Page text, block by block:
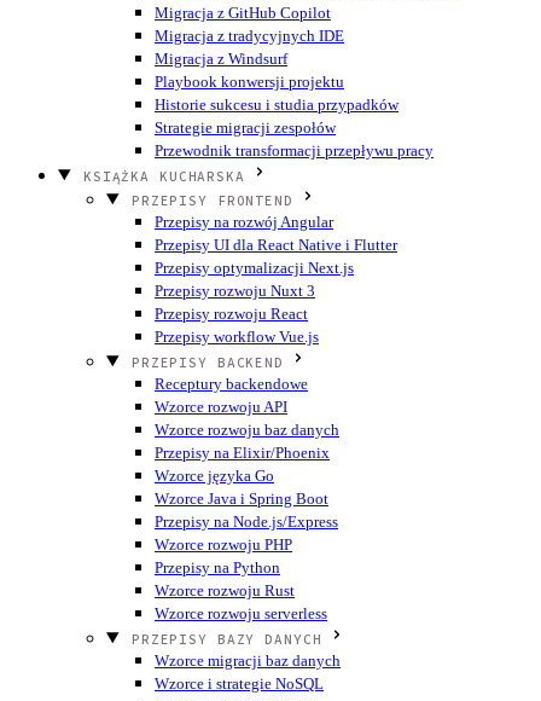
Migracja z GitHub Copilot
Migracja z tradycyjnych IDE
Migracja z Windsurf
Playbook konwersji projektu
Historie sukcesu i studia przypadków
Strategie migracji zespołów
Przewodnik transformacji przepływu pracy
KSIĄŻKA KUCHARSKA
PRZEPISY FRONTEND
Przepisy na rozwój Angular
Przepisy UI dla React Native i Flutter
Przepisy optymalizacji Next.js
Przepisy rozwoju Nuxt 3
Przepisy rozwoju React
Przepisy workflow Vue.js
PRZEPISY BACKEND
Receptury backendowe
Wzorce rozwoju API
Wzorce rozwoju baz danych
Przepisy na Elixir/Phoenix
Wzorce języka Go
Wzorce Java i Spring Boot
Przepisy na Node.js/Express
Wzorce rozwoju PHP
Przepisy na Python
Wzorce rozwoju Rust
Wzorce rozwoju serverless
PRZEPISY BAZY DANYCH
Wzorce migracji baz danych
Wzorce i strategie NoSQL